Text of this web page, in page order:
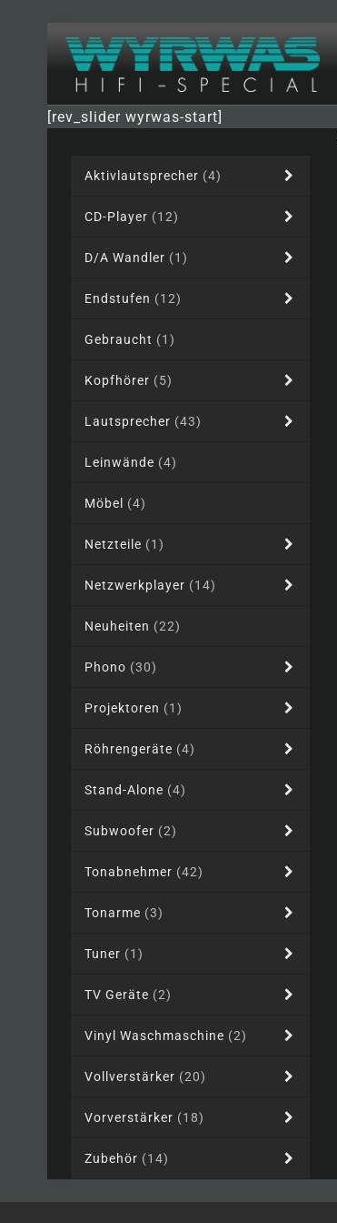
[rev_slider wyrwas-start]
Aktivlautsprecher (4)
CD-Player (12)
D/A Wandler (1)
Endstufen (12)
Gebraucht (1)
Kopfhörer (5)
Lautsprecher (43)
Leinwände (4)
Möbel (4)
Netzteile (1)
Netzwerkplayer (14)
Neuheiten (22)
Phono (30)
Projektoren (1)
Röhrengeräte (4)
Stand-Alone (4)
Subwoofer (2)
Tonabnehmer (42)
Tonarme (3)
Tuner (1)
TV Geräte (2)
Vinyl Waschmaschine (2)
Vollverstärker (20)
Vorverstärker (18)
Zubehör (14)